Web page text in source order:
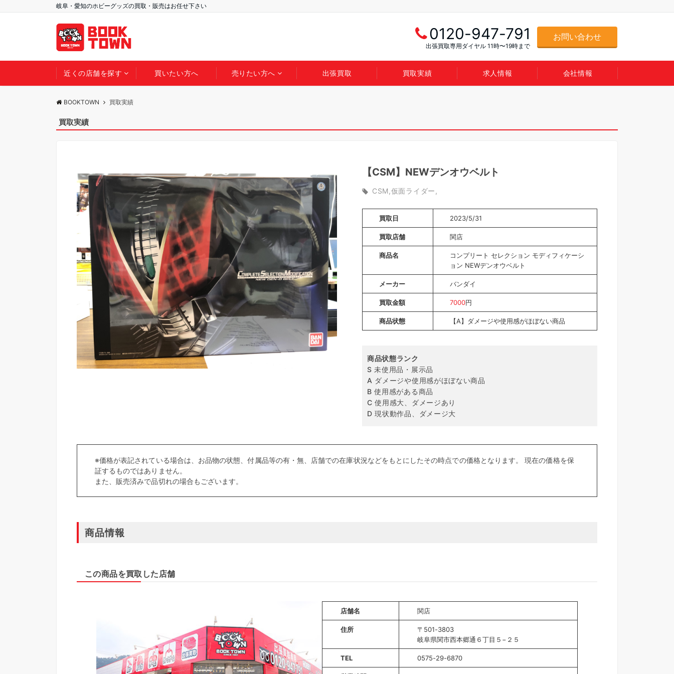
岐阜・愛知のホビーグッズの買取・販売はお任せ下さい
0120-947-791
出張買取専用ダイヤル 11時〜19時まで
お問い合わせ
近くの店舗を探す 買いたい方へ 売りたい方へ 出張買取 買取実績 求人情報 会社情報
BOOKTOWN 買取実績
買取実績
【CSM】NEWデンオウベルト
CSM 仮面ライダー
買取日 2023/5/31
買取店舗 関店
商品名
コンプリート セレクション モディフィケーシ
ョン NEWデンオウベルト
メーカー バンダイ
買取金額 7000円
商品状態 【A】ダメージや使用感がほぼない商品
商品状態ランク
S 未使用品・展示品
A ダメージや使用感がほぼない商品
B 使用感がある商品
C 使用感大、ダメージあり
D 現状動作品、ダメージ大
※価格が表記されている場合は、お品物の状態、付属品等の有・無、店舗での在庫状況などをもとにしたその時点での価格となります。 現在の価格を保
証するものではありません。
また、販売済みで品切れの場合もございます。
商品情報
この商品を買取した店舗
店舗名 関店
住所
〒501-3803
岐阜県関市西本郷通６丁目５−２５
TEL 0575-29-6870